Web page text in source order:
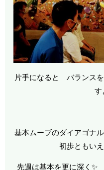
片手になると バランス
す
基本ムーブのダイアゴナ
初歩ともい
先週は基本を更に深く✨